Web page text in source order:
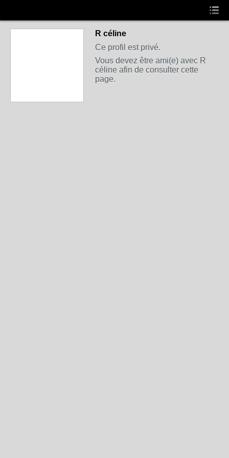
R céline
Ce profil est privé.
Vous devez être ami(e) avec R
céline afin de consulter cette
page.